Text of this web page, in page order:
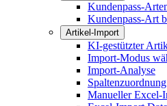
Kundenpass-
Kundenpass-Art
Artikel-Import
KI-gestützter
Import-Modus
Import-Analyse
Spaltenzuordnung
Manueller Excel-